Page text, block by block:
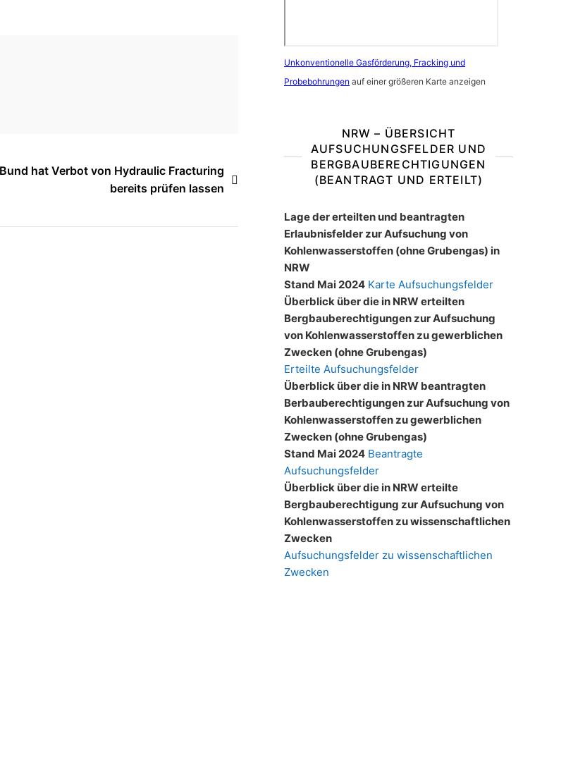
Bund hat Verbot von Hydraulic Fracturing
bereits prüfen lassen
Unkonventionelle Gasförderung, Fracking und
Probebohrungen auf einer größeren Karte anzeigen
NRW – ÜBERSICHT
AUFSUCHUNGSFELDER UND
BERGBAUBERECHTIGUNGEN
(BEANTRAGT UND ERTEILT)
Lage der erteilten und beantragten
Erlaubnisfelder zur Aufsuchung von
Kohlenwasserstoffen (ohne Grubengas) in
NRW
Stand Mai 2024 Karte Aufsuchungsfelder
Überblick über die in NRW erteilten
Bergbauberechtigungen zur Aufsuchung
von Kohlenwasserstoffen zu gewerblichen
Zwecken (ohne Grubengas)
Erteilte Aufsuchungsfelder
Überblick über die in NRW beantragten
Berbauberechtigungen zur Aufsuchung von
Kohlenwasserstoffen zu gewerblichen
Zwecken (ohne Grubengas)
Stand Mai 2024 Beantragte
Aufsuchungsfelder
Überblick über die in NRW erteilte
Bergbauberechtigung zur Aufsuchung von
Kohlenwasserstoffen zu wissenschaftlichen
Zwecken
Aufsuchungsfelder zu wissenschaftlichen
Zwecken